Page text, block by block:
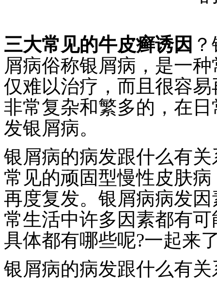
三大常见的牛皮癣诱因
屑病俗称银屑病，是一
仅难以治疗，而且很容
非常复杂和繁多的，在
发银屑病。
银屑病的病发跟什么有
常见的顽固型慢性皮肤
再度复发。银屑病病发
常生活中许多因素都有
具体都有哪些呢?一起来
银屑病的病发跟什么有关